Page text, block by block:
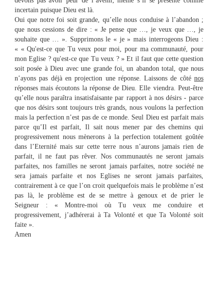
incertain puisque Dieu est là.
Oui que notre foi soit grande, qu’elle nous conduise à l’abandon ;
que nous cessions de dire : « Je pense que …, je veux que …, je
souhaite que … ». Supprimons le « je » mais interrogeons Dieu :
« « Qu'est-ce que Tu veux pour moi, pour ma communauté, pour
mon Eglise ? qu'est-ce que Tu veux ? » Et il faut que cette question
soit posée à Dieu avec une grande foi, un abandon total, que nous
n’ayons pas déjà en projection une réponse. Laissons de côté nos
réponses mais écoutons la réponse de Dieu. Elle viendra. Peut-être
qu’elle nous paraîtra insatisfaisante par rapport à nos désirs - parce
que nos désirs sont toujours très grands, nous voulons la perfection
mais la perfection n’est pas de ce monde. Seul Dieu est parfait mais
parce qu’Il est parfait, Il sait nous mener par des chemins qui
progressivement nous mènerons à la perfection totalement goûtée
dans l’Eternité mais sur cette terre nous n’aurons jamais rien de
parfait, il ne faut pas rêver. Nos communautés ne seront jamais
parfaites, nos familles ne seront jamais parfaites, notre société ne
sera jamais parfaite et nos Eglises ne seront jamais parfaites,
contrairement à ce que l’on croit quelquefois mais le problème n’est
pas là, le problème est de se mettre à genoux et de prier le
Seigneur : « Montre-moi où Tu veux me conduire et
progressivement, j’adhérerai à Ta Volonté et que Ta Volonté soit
faite ».
Amen